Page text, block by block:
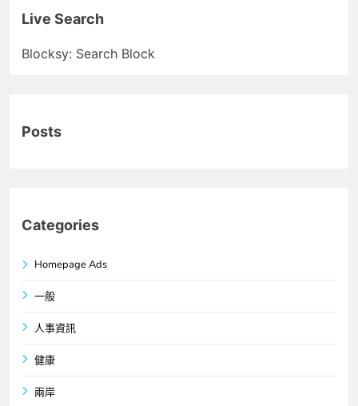
Live Search
Blocksy: Search Block
Posts
Categories
Homepage Ads
一般
人事資訊
健康
兩岸